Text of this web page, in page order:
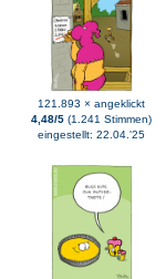
121.893 × angeklickt
4,48/5 (1.241 Stimmen)
eingestellt: 22.04.'25